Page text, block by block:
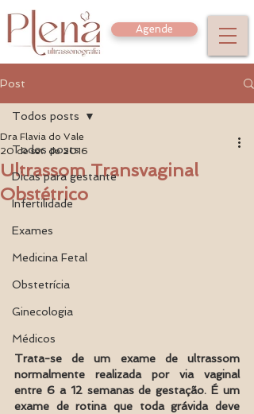
Agende
Post
Todos posts
Dicas para gestante
Infertilidade
Exames
Medicina Fetal
Obstetrícia
Ginecologia
Médicos
Todos posts
Ultrassom Transvaginal
Obstétrico
Dra Flavia do Vale
20 de set. de 2016
Trata-se de um exame de ultrassom
normalmente realizada por via vaginal
entre 6 a 12 semanas de gestação. É um
exame de rotina que toda grávida deve